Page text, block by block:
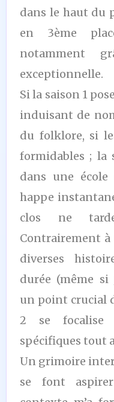
dans le haut du
en 3ème
notamment
exceptionnelle.
Si la saison 1
induisant de
du folklore, si
formidables ; la
dans une école
happe
clos ne
Contrairement à
diverses
durée (même si
un point crucial
2 se focalise
spécifiques tout
Un grimoire
se font